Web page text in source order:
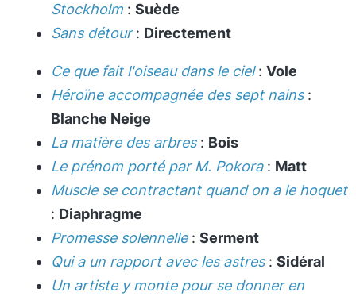
Stockholm : Suède
Sans détour: Directement
Ce que fait l'oiseau dans le ciel: Vole
Héroïne accompagnée des sept nains:
Blanche Neige
La matière des arbres: Bois
Le prénom porté par M. Pokora: Matt
Muscle se contractant quand on a le hoquet
: Diaphragme
Promesse solennelle: Serment
Qui a un rapport avec les astres: Sidéral
Un artiste y monte pour se donner en